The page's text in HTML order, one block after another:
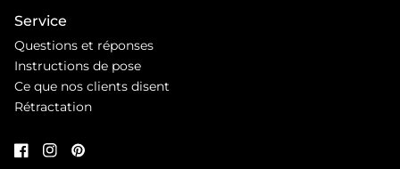
Service
Questions et réponses
Instructions de pose
Ce que nos clients disent
Rétractation